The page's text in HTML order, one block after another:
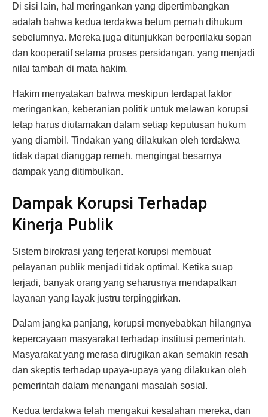
Di sisi lain, hal meringankan yang dipertimbangkan
adalah bahwa kedua terdakwa belum pernah dihukum
sebelumnya. Mereka juga ditunjukkan berperilaku sopan
dan kooperatif selama proses persidangan, yang menjadi
nilai tambah di mata hakim.
Hakim menyatakan bahwa meskipun terdapat faktor
meringankan, keberanian politik untuk melawan korupsi
tetap harus diutamakan dalam setiap keputusan hukum
yang diambil. Tindakan yang dilakukan oleh terdakwa
tidak dapat dianggap remeh, mengingat besarnya
dampak yang ditimbulkan.
Dampak Korupsi Terhadap
Kinerja Publik
Sistem birokrasi yang terjerat korupsi membuat
pelayanan publik menjadi tidak optimal. Ketika suap
terjadi, banyak orang yang seharusnya mendapatkan
layanan yang layak justru terpinggirkan.
Dalam jangka panjang, korupsi menyebabkan hilangnya
kepercayaan masyarakat terhadap institusi pemerintah.
Masyarakat yang merasa dirugikan akan semakin resah
dan skeptis terhadap upaya-upaya yang dilakukan oleh
pemerintah dalam menangani masalah sosial.
Kedua terdakwa telah mengakui kesalahan mereka, dan